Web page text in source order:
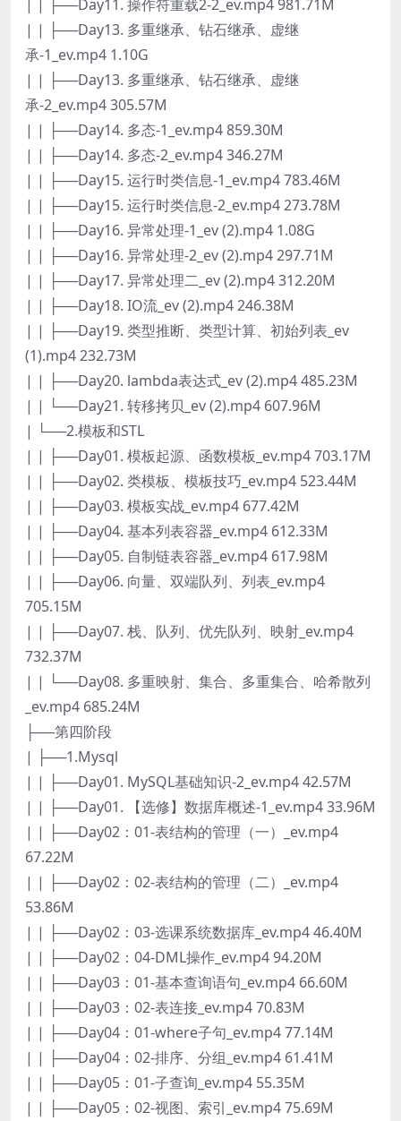
| | ├──Day11. 操作符重载2-2_ev.mp4 981.71M
| | ├──Day13. 多重继承、钻石继承、虚继
承-1_ev.mp4 1.10G
| | ├──Day13. 多重继承、钻石继承、虚继
承-2_ev.mp4 305.57M
| | ├──Day14. 多态-1_ev.mp4 859.30M
| | ├──Day14. 多态-2_ev.mp4 346.27M
| | ├──Day15. 运行时类信息-1_ev.mp4 783.46M
| | ├──Day15. 运行时类信息-2_ev.mp4 273.78M
| | ├──Day16. 异常处理-1_ev (2).mp4 1.08G
| | ├──Day16. 异常处理-2_ev (2).mp4 297.71M
| | ├──Day17. 异常处理二_ev (2).mp4 312.20M
| | ├──Day18. IO流_ev (2).mp4 246.38M
| | ├──Day19. 类型推断、类型计算、初始列表_ev
(1).mp4 232.73M
| | ├──Day20. lambda表达式_ev (2).mp4 485.23M
| | └──Day21. 转移拷贝_ev (2).mp4 607.96M
| └──2.模板和STL
| | ├──Day01. 模板起源、函数模板_ev.mp4 703.17M
| | ├──Day02. 类模板、模板技巧_ev.mp4 523.44M
| | ├──Day03. 模板实战_ev.mp4 677.42M
| | ├──Day04. 基本列表容器_ev.mp4 612.33M
| | ├──Day05. 自制链表容器_ev.mp4 617.98M
| | ├──Day06. 向量、双端队列、列表_ev.mp4
705.15M
| | ├──Day07. 栈、队列、优先队列、映射_ev.mp4
732.37M
| | └──Day08. 多重映射、集合、多重集合、哈希散列
_ev.mp4 685.24M
├──第四阶段
| ├──1.Mysql
| | ├──Day01. MySQL基础知识-2_ev.mp4 42.57M
| | ├──Day01. 【选修】数据库概述-1_ev.mp4 33.96M
| | ├──Day02：01-表结构的管理（一）_ev.mp4
67.22M
| | ├──Day02：02-表结构的管理（二）_ev.mp4
53.86M
| | ├──Day02：03-选课系统数据库_ev.mp4 46.40M
| | ├──Day02：04-DML操作_ev.mp4 94.20M
| | ├──Day03：01-基本查询语句_ev.mp4 66.60M
| | ├──Day03：02-表连接_ev.mp4 70.83M
| | ├──Day04：01-where子句_ev.mp4 77.14M
| | ├──Day04：02-排序、分组_ev.mp4 61.41M
| | ├──Day05：01-子查询_ev.mp4 55.35M
| | ├──Day05：02-视图、索引_ev.mp4 75.69M